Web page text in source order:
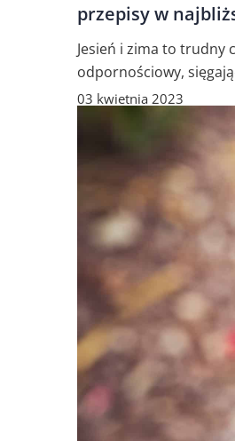
przepisy w
Jesień i zima to trudny
odpornościowy,
03 kwietnia 2023